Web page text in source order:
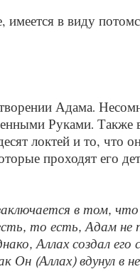
имеется в виду
Адама.
Руками. Также
локтей и то, что
проходят его
в том,
то есть, Адам не
Аллах создал
Он (Аллах) вдунул в